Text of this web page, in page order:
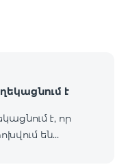
է
է, որ
են